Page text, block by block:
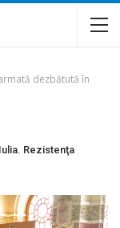
dezbătută în
Rezistenţa